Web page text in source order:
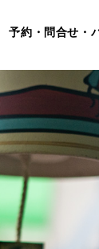
予約・問合せ・